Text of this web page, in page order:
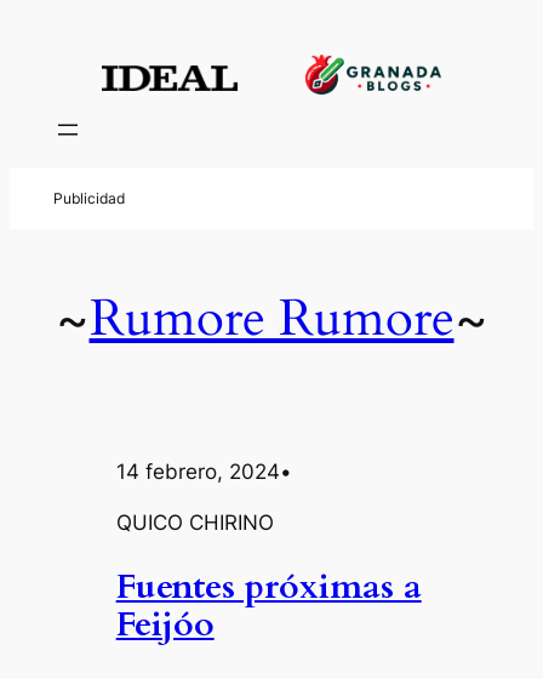
contenido
~Rumore Rumore~
14 febrero, 2024•
QUICO CHIRINO
Fuentes próximas a
Feijóo